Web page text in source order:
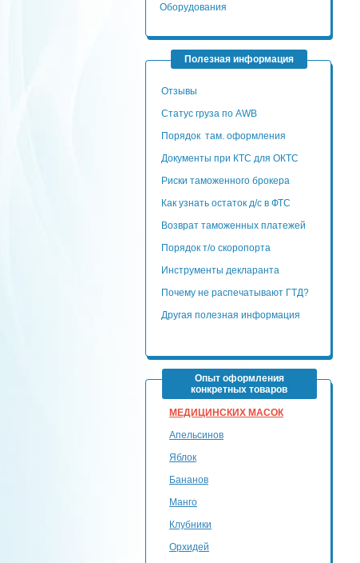
Оборудования
Полезная информация
Отзывы
Статус груза по AWB
Порядок там. оформления
Документы при КТС для ОКТС
Риски таможенного брокера
Как узнать остаток д/с в ФТС
Возврат таможенных платежей
Порядок т/о скоропорта
Инструменты декларанта
Почему не распечатывают ГТД?
Другая полезная информация
Опыт оформления
конкретных товаров
МЕДИЦИНСКИХ МАСОК
Апельсинов
Яблок
Бананов
Манго
Клубники
Орхидей